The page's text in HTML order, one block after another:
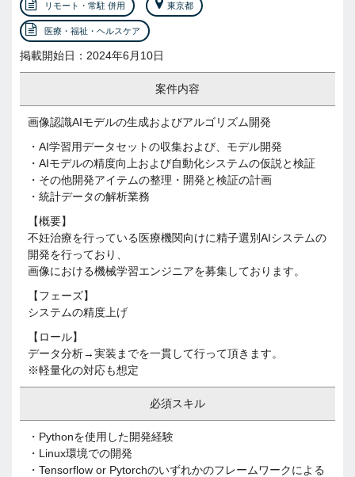
リモート・常駐 併用 東京都
医療・福祉・ヘルスケア
掲載開始日：2024年6月10日
案件内容
画像認識AIモデルの生成およびアルゴリズム開発
・AI学習用データセットの収集および、モデル開発
・AIモデルの精度向上および自動化システムの仮説と検証
・その他開発アイテムの整理・開発と検証の計画
・統計データの解析業務
【概要】
不妊治療を行っている医療機関向けに精子選別AIシステムの
開発を行っており、
画像における機械学習エンジニアを募集しております。
【フェーズ】
システムの精度上げ
【ロール】
データ分析→実装までを一貫して行って頂きます。
※軽量化の対応も想定
必須スキル
・Pythonを使用した開発経験
・Linux環境での開発
・Tensorflow or Pytorchのいずれかのフレームワークによる